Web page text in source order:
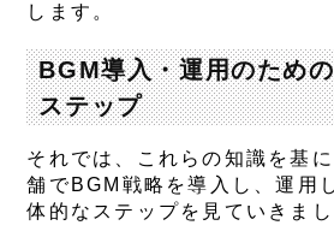
します。
BGM導入・運用のため
ステップ
それでは、これらの知識を基
舗でBGM戦略を導入し、運用
体的なステップを見ていきまし